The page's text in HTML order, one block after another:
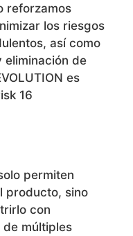
reforzamos
los riesgos
así como
eliminación de
es
16
permiten
producto, sino
con
múltiples